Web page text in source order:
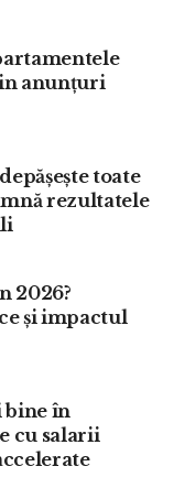
anunțuri
toate
rezultatele
2026?
și impactul
bine în
cu salarii